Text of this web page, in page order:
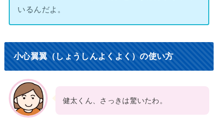
いるんだよ。
小心翼翼（しょうしんよくよく）の使い方
健太くん、さっきは驚いたわ。